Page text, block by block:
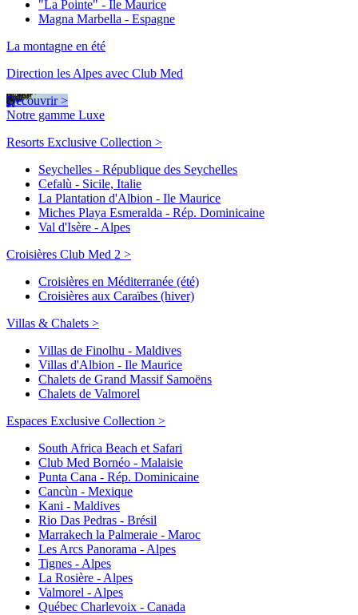
"La Pointe" - Ile Maurice
Magna Marbella - Espagne
La montagne en été
Direction les Alpes avec Club Med
Découvrir >
Notre gamme Luxe
Resorts Exclusive Collection >
Seychelles - République des Seychelles
Cefalù - Sicile, Italie
La Plantation d'Albion - Ile Maurice
Miches Playa Esmeralda - Rép. Dominicaine
Val d'Isère - Alpes
Croisières Club Med 2 >
Croisières en Méditerranée (été)
Croisières aux Caraïbes (hiver)
Villas & Chalets >
Villas de Finolhu - Maldives
Villas d'Albion - Ile Maurice
Chalets de Grand Massif Samoëns
Chalets de Valmorel
Espaces Exclusive Collection >
South Africa Beach et Safari
Club Med Bornéo - Malaisie
Punta Cana - Rép. Dominicaine
Cancùn - Mexique
Kani - Maldives
Rio Das Pedras - Brésil
Marrakech la Palmeraie - Maroc
Les Arcs Panorama - Alpes
Tignes - Alpes
La Rosière - Alpes
Valmorel - Alpes
Québec Charlevoix - Canada